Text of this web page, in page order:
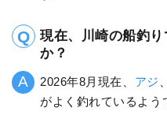
現在、川崎の船釣
か？
2026年8月現在、 アジ
がよく釣れているよう